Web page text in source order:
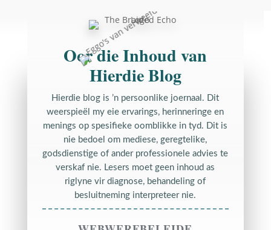
Oor die Inhoud van
Hierdie Blog
Hierdie blog is ’n persoonlike joernaal. Dit
weerspieël my eie ervarings, herinneringe en
menings op spesifieke oomblikke in tyd. Dit is
nie bedoel om mediese, geregtelike,
godsdienstige of ander professionele advies te
verskaf nie. Lesers moet geen inhoud as
riglyne vir diagnose, behandeling of
besluitneming interpreteer nie.